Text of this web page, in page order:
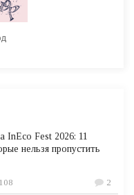
Fest 2026: 11
нельзя пропустить
108 2